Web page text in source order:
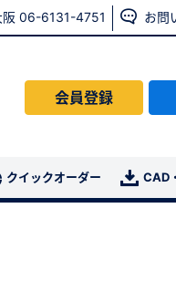
阪 06-6131-4751 お問
会員登録
クイックオーダー CAD
員の方はこちら